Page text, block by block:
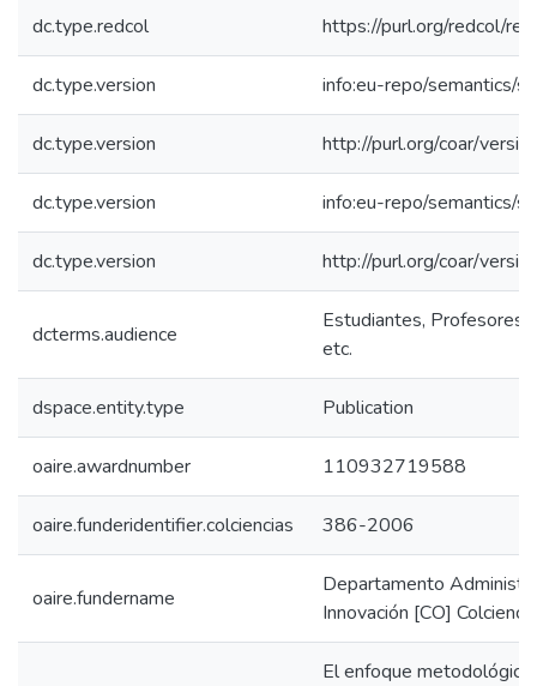
dc.type.redcol https://purl.org/redcol/
dc.type.version info:eu-repo/semantics/
dc.type.version http://purl.org/coar/
dc.type.version info:eu-repo/semantics/
dc.type.version http://purl.org/coar/
dcterms.audience
Estudiantes, Profesores,
etc.
dspace.entity.type Publication
oaire.awardnumber 110932719588
oaire.funderidentifier.colciencias 386-2006
oaire.fundername
Departamento
Innovación [CO]
El enfoque